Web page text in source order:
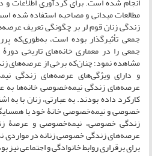
مطالعات میدانی و مصاحبه استفاده‌ شده
زندگی زنان قوم لر بر چگونگی تعریف
جمعی تأثیرگذار بوده است، به‌طوری‌که
جمعی را در معماری خانه‌های تاریخی
مشاهده نمود؛ چنان‌که برخی از
و دارای ویژگی‌های عرصه‌های زندگی
عرصه‌های زندگی نیمه‌خصوصی خانه‌ها به
کارکرد داده‌ بودند. به عبارتی، زنان با
خصوصی و نیمه‌خصوصی خانۀ خود با
زندگی خصوصی، نیمه‌خصوصی و عرصۀ
عرصه‌های زندگی خصوصی زنانه در مواردی
برای برقراری روابط خانوادگی و اجتماعی نیز